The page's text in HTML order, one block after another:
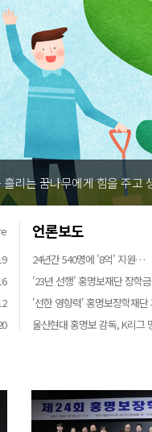
리는 꿈나무에게 힘을 주
언론보도
24년간 540명에 '8억' 지원…
'23년 선행' 홍명보재단 장학
'선한 영향력' 홍명보장학재
울산현대 홍명보 감독, K리그